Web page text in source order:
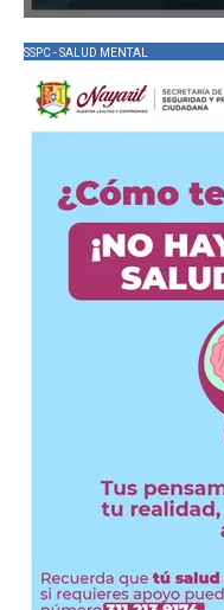
SSPC - SALUD MENTAL